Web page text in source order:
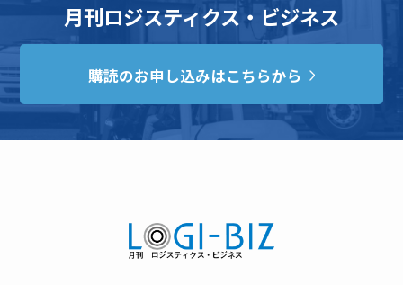
月刊ロジスティクス・ビジネス
購読のお申し込みはこちらから